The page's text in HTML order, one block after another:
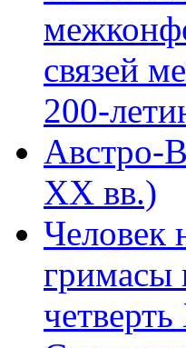
связей
200-
Австро-
XX вв.)
Человек
гримасы